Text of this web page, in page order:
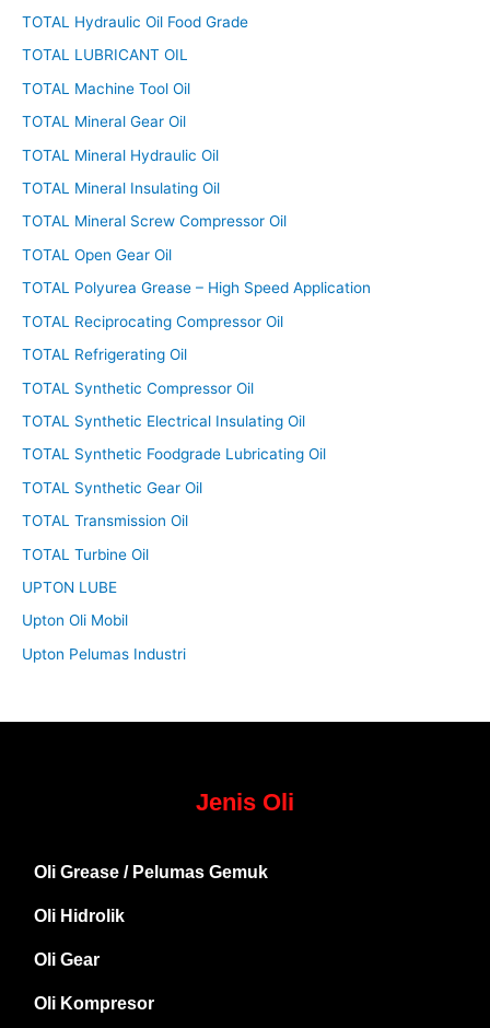
TOTAL Hydraulic Oil Food Grade
TOTAL LUBRICANT OIL
TOTAL Machine Tool Oil
TOTAL Mineral Gear Oil
TOTAL Mineral Hydraulic Oil
TOTAL Mineral Insulating Oil
TOTAL Mineral Screw Compressor Oil
TOTAL Open Gear Oil
TOTAL Polyurea Grease – High Speed Application
TOTAL Reciprocating Compressor Oil
TOTAL Refrigerating Oil
TOTAL Synthetic Compressor Oil
TOTAL Synthetic Electrical Insulating Oil
TOTAL Synthetic Foodgrade Lubricating Oil
TOTAL Synthetic Gear Oil
TOTAL Transmission Oil
TOTAL Turbine Oil
UPTON LUBE
Upton Oli Mobil
Upton Pelumas Industri
Jenis Oli
Oli Grease / Pelumas Gemuk
Oli Hidrolik
Oli Gear
Oli Kompresor